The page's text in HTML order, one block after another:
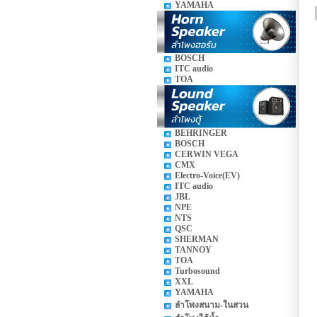
YAMAHA
BOSCH
ITC audio
TOA
BEHRINGER
BOSCH
CERWIN VEGA
CMX
Electro-Voice(EV)
ITC audio
JBL
NPE
NTS
QSC
SHERMAN
TANNOY
TOA
Turbosound
XXL
YAMAHA
ลำโพงสนาม-ในสวน